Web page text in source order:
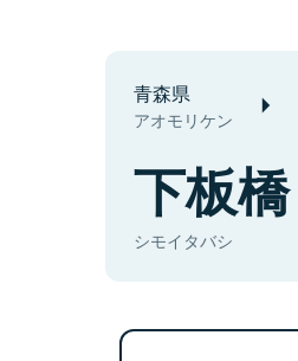
青森県
アオモリケン
下板橋
シモイタバシ